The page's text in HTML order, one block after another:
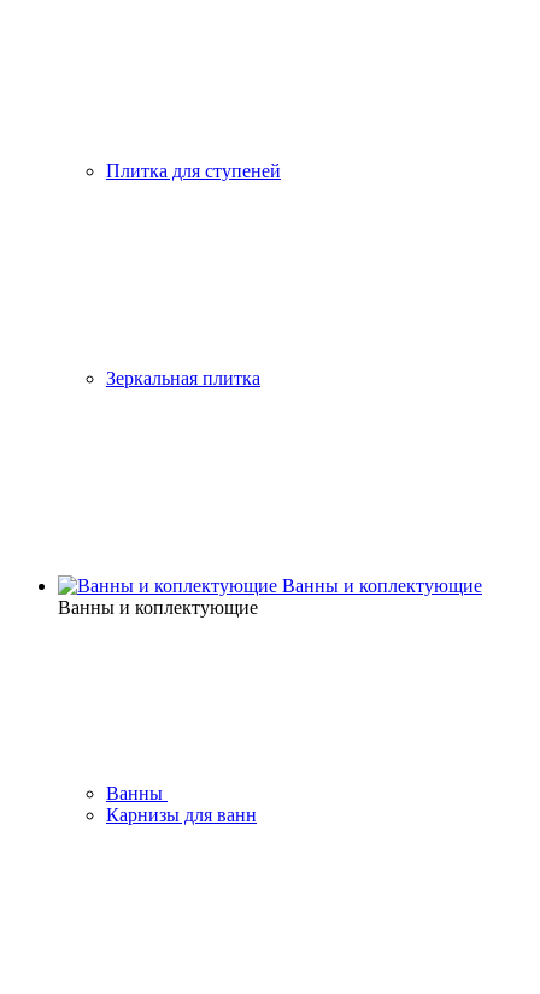
Плитка для ступеней
Зеркальная плитка
Ванны и коплектующие
Ванны и коплектующие
Ванны
Карнизы для ванн